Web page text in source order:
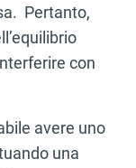
Pertanto,
con
avere uno
una